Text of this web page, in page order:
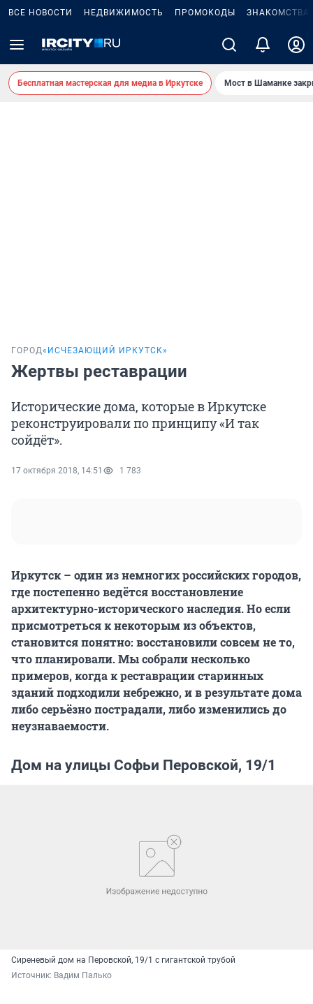
ВСЕ НОВОСТИ НЕДВИЖИМОСТЬ ПРОМОКОДЫ ЗНАКОМСТВА
Бесплатная мастерская для медиа в Иркутске Мост в Шаманке
ГОРОД«ИСЧЕЗАЮЩИЙ ИРКУТСК»
Жертвы реставрации
Исторические дома, которые в Иркутске
реконструировали по принципу «И так
сойдёт».
17 октября 2018, 14:51 1 783
Иркутск – один из немногих российских городов,
где постепенно ведётся восстановление
архитектурно-исторического наследия. Но если
присмотреться к некоторым из объектов,
становится понятно: восстановили совсем не то,
что планировали. Мы собрали несколько
примеров, когда к реставрации старинных
зданий подходили небрежно, и в результате дома
либо серьёзно пострадали, либо изменились до
неузнаваемости.
Дом на улицы Софьи Перовской, 19/1
Сиреневый дом на Перовской, 19/1 с гигантской трубой
Источник: Вадим Палько